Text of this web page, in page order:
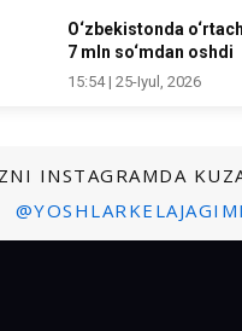
O‘zbekistonda
7 mln so‘mdan oshdi
15:54 | 25-Iyul, 2026
INSTAGRAMDA